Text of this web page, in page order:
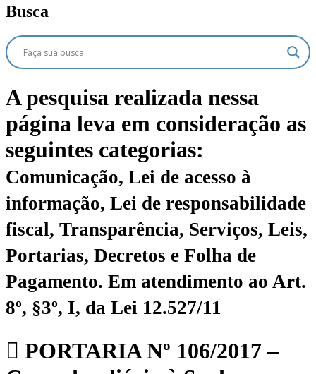
Busca
A pesquisa realizada nessa
página leva em consideração as
seguintes categorias:
Comunicação, Lei de acesso à
informação, Lei de responsabilidade
fiscal, Transparência, Serviços, Leis,
Portarias, Decretos e Folha de
Pagamento. Em atendimento ao Art.
8º, §3º, I, da Lei 12.527/11
PORTARIA Nº 106/2017 –